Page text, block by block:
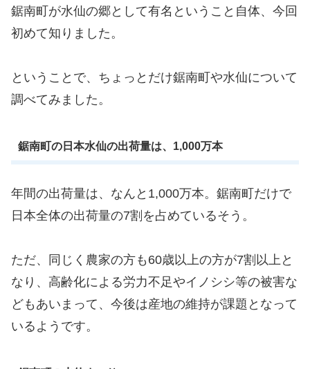
鋸南町が水仙の郷として有名ということ自体、今回
初めて知りました。
ということで、ちょっとだけ鋸南町や水仙について
調べてみました。
鋸南町の日本水仙の出荷量は、1,000万本
年間の出荷量は、なんと1,000万本。鋸南町だけで
日本全体の出荷量の7割を占めているそう。
ただ、同じく農家の方も60歳以上の方が7割以上と
なり、高齢化による労力不足やイノシシ等の被害な
どもあいまって、今後は産地の維持が課題となって
いるようです。